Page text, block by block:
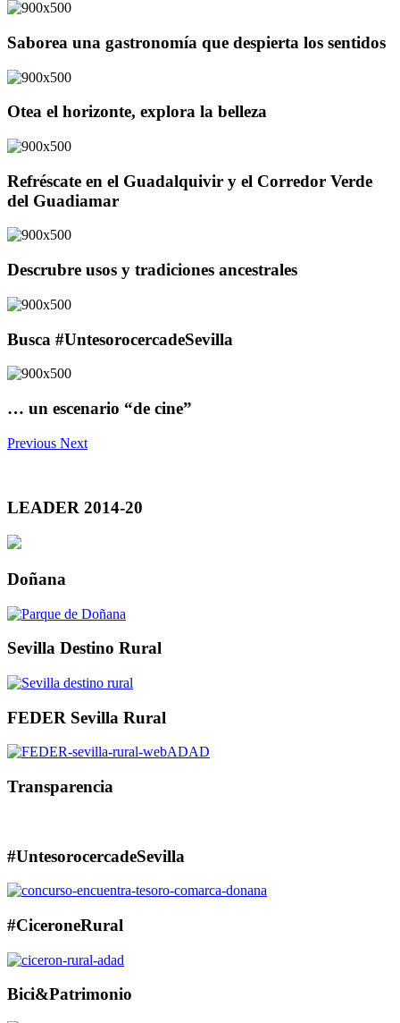
Saborea una gastronomía que despierta los sentidos
Otea el horizonte, explora la belleza
Refréscate en el Guadalquivir y el Corredor Verde
del Guadiamar
Descrubre usos y tradiciones ancestrales
Busca #UntesorocercadeSevilla
… un escenario “de cine”
Previous Next
LEADER 2014-20
Doñana
Sevilla Destino Rural
FEDER Sevilla Rural
Transparencia
#UntesorocercadeSevilla
#CiceroneRural
Bici&Patrimonio